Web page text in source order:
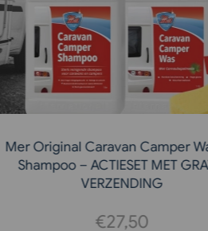
Camper Was en
MET GRATIS